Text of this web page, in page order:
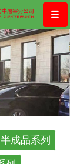
半成品系列